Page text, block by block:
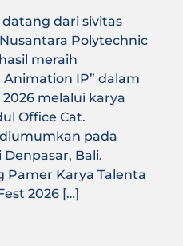
dari sivitas
Polytechnic
meraih
IP” dalam
melalui karya
Office Cat.
pada
Denpasar, Bali.
Pamer Karya Talenta
2026 […]